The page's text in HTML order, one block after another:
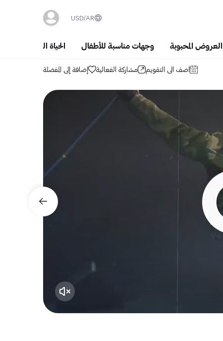
AR
USD
المحبوبة وجهات مناسبة للأطفال الحياة الليلية والسَهَر
اضف الى التقويم مشاركة الفعالية إضافة إلى المفضلة